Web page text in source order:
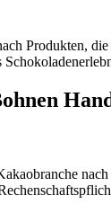
Produkten,